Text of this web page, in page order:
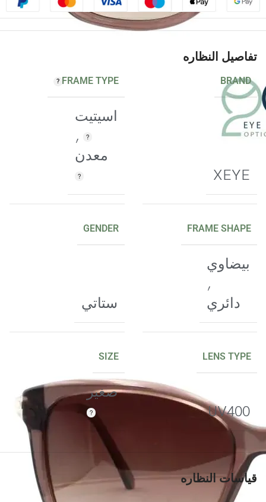
تفاصيل النظاره
BRAND
XEYE
FRAME TYPE
اسيتيت
,
معدن
FRAME SHAPE
بيضاوي
,
دائري
GENDER
ستاتي
LENS TYPE
UV400
SIZE
صغير
قياسات النظاره